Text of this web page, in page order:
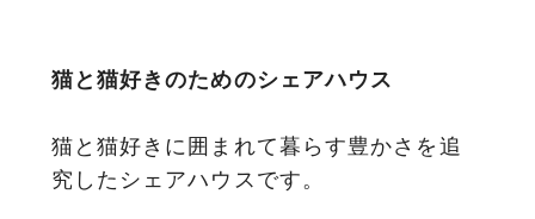
猫と猫好きのためのシェアハウス
猫と猫好きに囲まれて暮らす豊かさを 追
究したシェアハウスです。